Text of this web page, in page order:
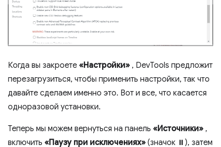
Когда вы закроете «Настройки» , DevTools предложит
перезагрузиться, чтобы применить настройки, так что
давайте сделаем именно это. Вот и все, что касается
одноразовой установки.
Теперь мы можем вернуться на панель «Источники» ,
включить «Паузу при исключениях» (значок ⏸), затем